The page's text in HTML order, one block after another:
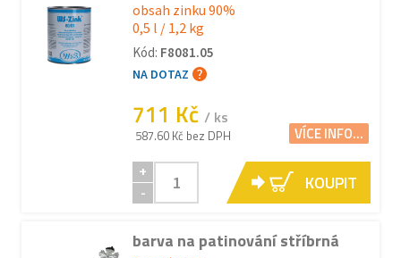
obsah zinku 90%
0,5 l / 1,2 kg
Kód: F8081.05
NA DOTAZ
711 Kč / ks
587.60 Kč bez DPH VÍCE INFO...
+
-
KOUPIT
barva na patinování stříbrná